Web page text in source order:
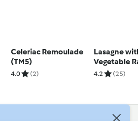
Celeriac Remoulade
(TM5)
4.0 (2)
Lasagne
Vegetable
4.2 (25)